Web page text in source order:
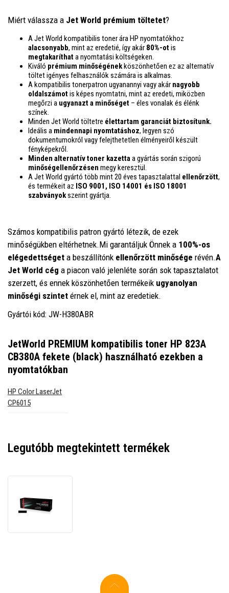
Miért válassza a Jet World prémium töltetet?
A Jet World kompatibilis toner ára HP nyomtatókhoz
alacsonyabb, mint az eredetié, így akár 80%-otis
megtakaríthata nyomtatási költségeken.
Kiváló prémium minőségénekköszönhetően ez az alternatív
töltet igényes felhasználók számára is alkalmas.
A kompatibilis tonerpatron ugyanannyi vagy akár nagyobb
oldalszámotis képes nyomtatni, mint az eredeti, miközben
megőrzi a ugyanazt a minőséget – éles vonalak és élénk
színek.
Minden Jet World töltetre élettartam garanciát biztosítunk.
Ideális a mindennapi nyomtatáshoz, legyen szó
dokumentumokról vagy felejthetetlen élményeiről készült
fényképekről.
Minden alternatív toner kazettaa gyártás során szigorú
minőségellenőrzésen megy keresztül.
A Jet World gyártó több mint 20 éves tapasztalattal ellenőrzött,
és termékeit az ISO 9001, ISO 14001 és ISO 18001
szabványokszerint gyártja.
Számos kompatibilis patron gyártó létezik, de ezek
minőségükben eltérhetnek.Mi garantáljuk Önnek a 100%-os
elégedettséget a beszállítónk ellenőrzött minősége révén.A
Jet World cég a piacon való jelenléte során sok tapasztalatot
szerzett, és ennek köszönhetően termékeik ugyanolyan
minőségi szintet érnek el, mint az eredetiek.
Gyártói kód: JW-H380ABR
JetWorld PREMIUM kompatibilis toner HP 823A
CB380A fekete (black) használható ezekben a
nyomtatókban
HP Color LaserJet
CP6015
Legutóbb megtekintett termékek
HP